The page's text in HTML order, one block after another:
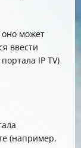
оно может
ввести
IP TV)
(например,